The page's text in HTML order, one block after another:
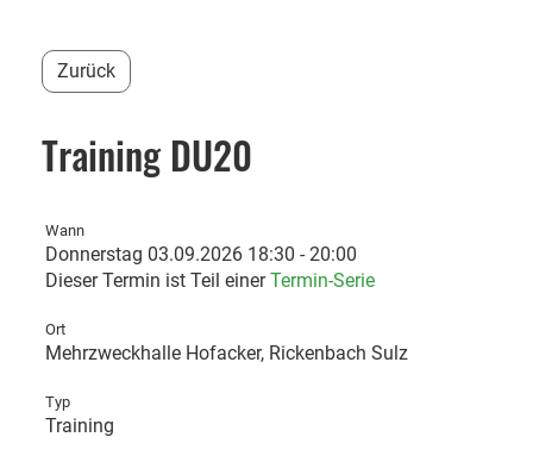
Zurück
Training DU20
Wann
Donnerstag 03.09.2026 18:30 - 20:00
Dieser Termin ist Teil einerTermin-Serie
Ort
Mehrzweckhalle Hofacker, Rickenbach Sulz
Typ
Training